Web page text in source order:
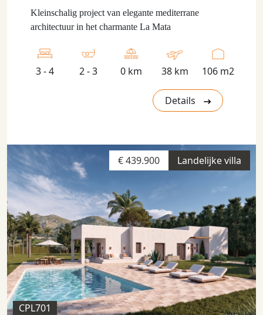
Kleinschalig project van elegante mediterrane
architectuur in het charmante La Mata
3 - 4 2 - 3 0 km 38 km 106 m2
Details
Landelijke villa
€ 439.900
CPL701